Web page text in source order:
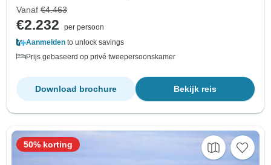
Vanaf €4.463
€2.232
per persoon
Aanmelden to unlock savings
Prijs gebaseerd op privé tweepersoonskamer
Bekijk reis
Download brochure
50% korting